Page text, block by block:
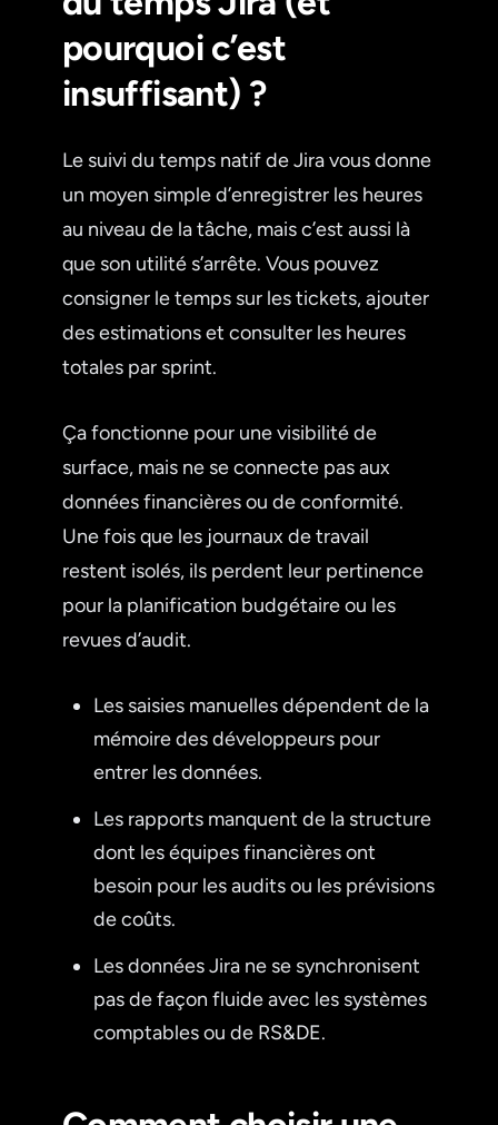
pourquoi c’est
insuffisant) ?
Le suivi du temps natif de Jira vous donne
un moyen simple d’enregistrer les heures
au niveau de la tâche, mais c’est aussi là
que son utilité s’arrête. Vous pouvez
consigner le temps sur les tickets, ajouter
des estimations et consulter les heures
totales par sprint.
Ça fonctionne pour une visibilité de
surface, mais ne se connecte pas aux
données financières ou de conformité.
Une fois que les journaux de travail
restent isolés, ils perdent leur pertinence
pour la planification budgétaire ou les
revues d’audit.
Les saisies manuelles dépendent de la
mémoire des développeurs pour
entrer les données.
Les rapports manquent de la structure
dont les équipes financières ont
besoin pour les audits ou les prévisions
de coûts.
Les données Jira ne se synchronisent
pas de façon fluide avec les systèmes
comptables ou de RS&DE.